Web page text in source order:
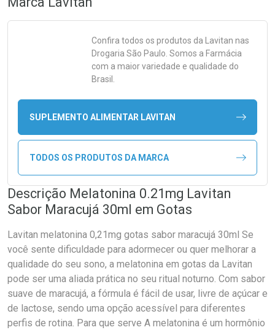
Confira todos os produtos da Lavitan nas
Drogaria São Paulo. Somos a Farmácia
com a maior variedade e qualidade do
Brasil.
SUPLEMENTO ALIMENTAR LAVITAN
TODOS OS PRODUTOS DA MARCA
Descrição Melatonina 0.21mg Lavitan
Sabor Maracujá 30ml em Gotas
Lavitan melatonina 0,21mg gotas sabor maracujá 30ml Se
você sente dificuldade para adormecer ou quer melhorar a
qualidade do seu sono, a melatonina em gotas da Lavitan
pode ser uma aliada prática no seu ritual noturno. Com sabor
suave de maracujá, a fórmula é fácil de usar, livre de açúcar e
de lactose, sendo uma opção acessível para diferentes
perfis de rotina. Para que serve A melatonina é um hormônio